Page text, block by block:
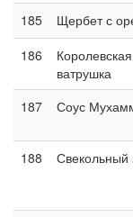
185 Щербет с
186
Королевская
ватрушка
187 Соус
188
Свекольный